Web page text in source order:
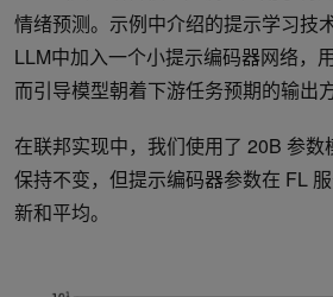
情绪预测。示例中介绍的提示学习技
LLM中加入一个小提示编码器网络，
而引导模型朝着下游任务预期的输出
在联邦实现中，我们使用了 20B 参数
保持不变，但提示编码器参数在 FL
新和平均。